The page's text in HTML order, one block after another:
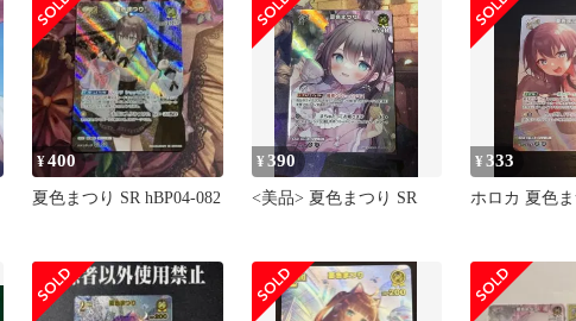
¥400
夏色まつり SR hBP04-082
¥390
<美品> 夏色まつり SR
¥333
ホロカ 夏色